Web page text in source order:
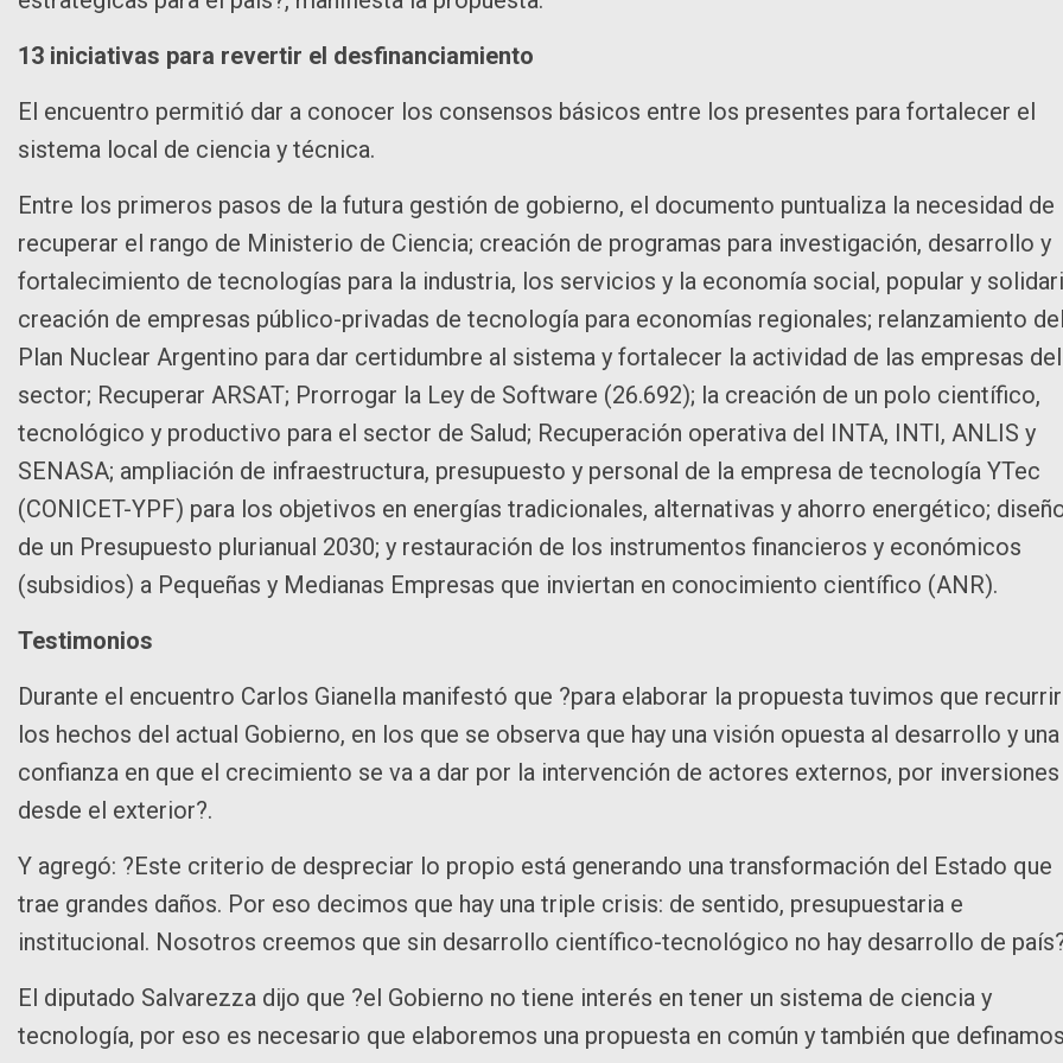
13 iniciativas para revertir el desfinanciamiento
El encuentro permitió dar a conocer los consensos básicos entre los presentes para fortalecer el
sistema local de ciencia y técnica.
Entre los primeros pasos de la futura gestión de gobierno, el documento puntualiza la necesidad de
recuperar el rango de Ministerio de Ciencia; creación de programas para investigación, desarrollo y
fortalecimiento de tecnologías para la industria, los servicios y la economía social, popular y
creación de empresas público-privadas de tecnología para economías regionales; relanzamiento del
Plan Nuclear Argentino para dar certidumbre al sistema y fortalecer la actividad de las empresas del
sector; Recuperar ARSAT; Prorrogar la Ley de Software (26.692); la creación de un polo científico,
tecnológico y productivo para el sector de Salud; Recuperación operativa del INTA, INTI, ANLIS y
SENASA; ampliación de infraestructura, presupuesto y personal de la empresa de tecnología YTec
(CONICET-YPF) para los objetivos en energías tradicionales, alternativas y ahorro energético;
de un Presupuesto plurianual 2030; y restauración de los instrumentos financieros y económicos
(subsidios) a Pequeñas y Medianas Empresas que inviertan en conocimiento científico (ANR).
Testimonios
Durante el encuentro Carlos Gianella manifestó que ?para elaborar la propuesta tuvimos que
los hechos del actual Gobierno, en los que se observa que hay una visión opuesta al desarrollo y una
confianza en que el crecimiento se va a dar por la intervención de actores externos, por inversiones
desde el exterior?.
Y agregó: ?Este criterio de despreciar lo propio está generando una transformación del Estado que
trae grandes daños. Por eso decimos que hay una triple crisis: de sentido, presupuestaria e
institucional. Nosotros creemos que sin desarrollo científico-tecnológico no hay desarrollo de
El diputado Salvarezza dijo que ?el Gobierno no tiene interés en tener un sistema de ciencia y
tecnología, por eso es necesario que elaboremos una propuesta en común y también que definamos